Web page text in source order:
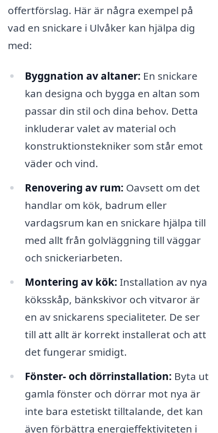
offertförslag. Här är några exempel på
vad en snickare i Ulvåker kan hjälpa dig
med:
Byggnation av altaner: En snickare
kan designa och bygga en altan som
passar din stil och dina behov. Detta
inkluderar valet av material och
konstruktionstekniker som står emot
väder och vind.
Renovering av rum: Oavsett om det
handlar om kök, badrum eller
vardagsrum kan en snickare hjälpa till
med allt från golvläggning till väggar
och snickeriarbeten.
Montering av kök: Installation av nya
köksskåp, bänkskivor och vitvaror är
en av snickarens specialiteter. De ser
till att allt är korrekt installerat och att
det fungerar smidigt.
Fönster- och dörrinstallation: Byta ut
gamla fönster och dörrar mot nya är
inte bara estetiskt tilltalande, det kan
även förbättra energieffektiviteten i